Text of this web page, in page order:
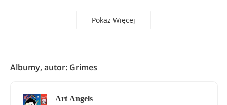
Pokaż Więcej
Albumy, autor: Grimes
Art Angels